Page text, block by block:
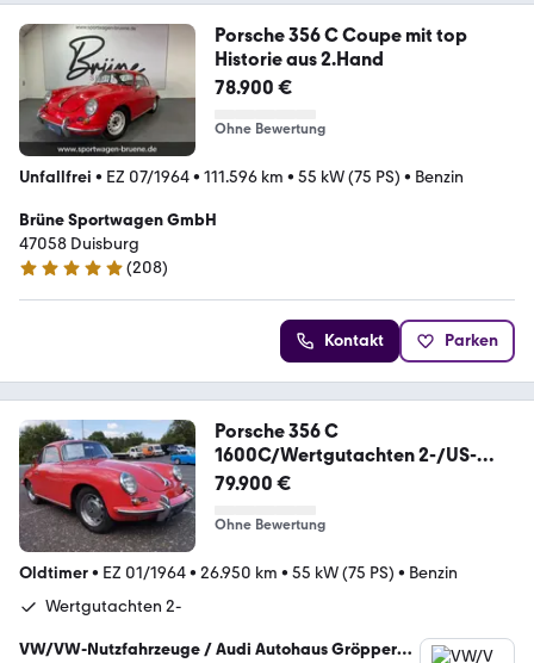
Porsche 356 C Coupe mit top
Historie aus 2.Hand
78.900 €
Ohne Bewertung
Unfallfrei • EZ 07/1964• 111.596 km • 55 kW (75 PS) • Benzin
Brüne Sportwagen GmbH
47058 Duisburg
4.9 Sterne
(208)
Kontakt Parken
Porsche 356 C
1600C/Wertgutachten 2-/US-
Modell/H-Kennz.
79.900 €
Ohne Bewertung
Oldtimer• EZ 01/1964• 26.950 km • 55 kW (75 PS) • Benzin
Wertgutachten 2-
VW/VW-Nutzfahrzeuge / Audi Autohaus Gröpper